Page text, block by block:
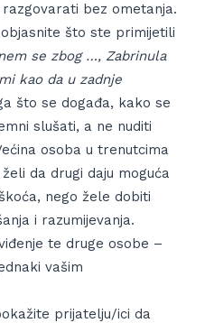
bez ometanja.
što ste primijetili
se zbog …, Zabrinula
kao da u zadnje
što se događa, kako se
slušati, a ne nuditi
osoba u trenutcima
da drugi daju moguća
nego žele dobiti
i razumijevanja.
te druge osobe –
vašim
prijatelju/ici da